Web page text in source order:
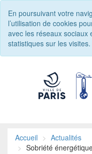
En poursuivant votre
l’utilisation de cookies
avec les réseaux sociaux
statistiques sur les visites.
Accueil
Actualités
Sobriété